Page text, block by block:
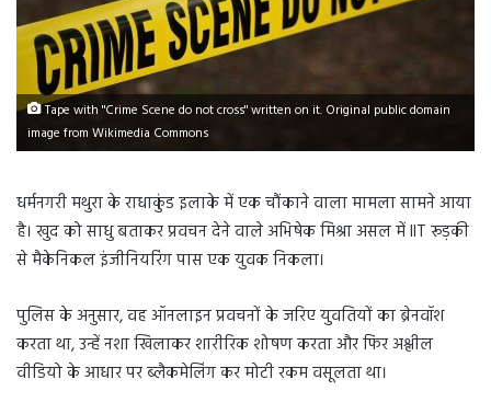
Tape with "Crime Scene do not cross" written on it. Original public domain
image from Wikimedia Commons
धर्मनगरी मथुरा के राधाकुंड इलाके में एक चौंकाने वाला मामला सामने आया
है। खुद को साधु बताकर प्रवचन देने वाले अभिषेक मिश्रा असल में IIT रूड़की
से मैकेनिकल इंजीनियरिंग पास एक युवक निकला।
पुलिस के अनुसार, वह ऑनलाइन प्रवचनों के जरिए युवतियों का ब्रेनवॉश
करता था, उन्हें नशा खिलाकर शारीरिक शोषण करता और फिर अश्लील
वीडियो के आधार पर ब्लैकमेलिंग कर मोटी रकम वसूलता था।